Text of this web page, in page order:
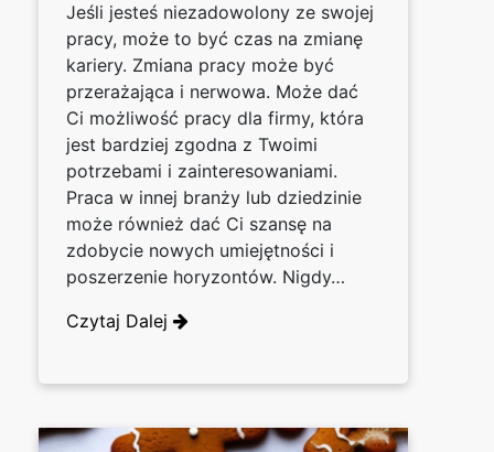
Jeśli jesteś niezadowolony ze swojej
pracy, może to być czas na zmianę
kariery. Zmiana pracy może być
przerażająca i nerwowa. Może dać
Ci możliwość pracy dla firmy, która
jest bardziej zgodna z Twoimi
potrzebami i zainteresowaniami.
Praca w innej branży lub dziedzinie
może również dać Ci szansę na
zdobycie nowych umiejętności i
poszerzenie horyzontów. Nigdy…
Czytaj Dalej